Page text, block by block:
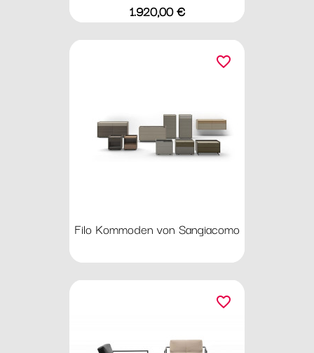
Preis
1.920,00 €
Filo Kommoden von Sangiacomo
favorite_border
favorite_border